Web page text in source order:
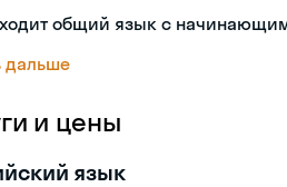
общий язык с
дальше
и цены
язык